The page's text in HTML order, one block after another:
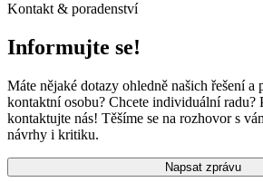
Kontakt & poradenství
Informujte se!
Máte nějaké dotazy ohledně našich řešení a
kontaktní osobu? Chcete individuální radu?
kontaktujte nás! Těšíme se na rozhovor s
návrhy i kritiku.
Napsat zprávu